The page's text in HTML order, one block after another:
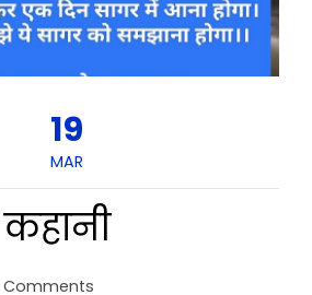
19
MAR
Comments